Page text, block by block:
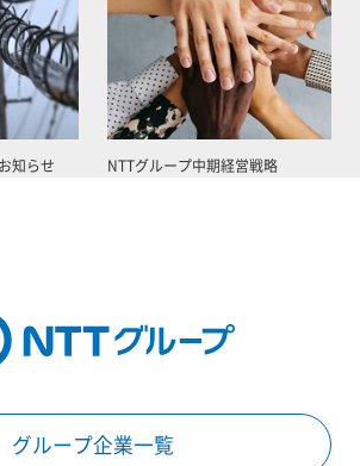
知らせ NTTグループ中期経営戦略
グループ企業一覧